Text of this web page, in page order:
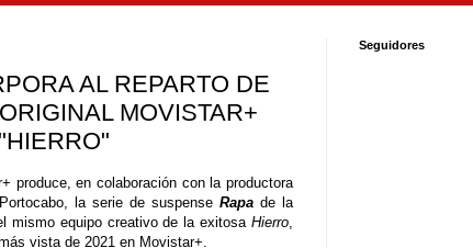
AL REPARTO DE
MOVISTAR+
produce, en colaboración con la productora
la serie de suspenseRapade la
mismo equipo creativo de la exitosa Hierro,
vista de 2021 en Movistar+.
Seguidores